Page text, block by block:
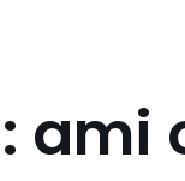
ami